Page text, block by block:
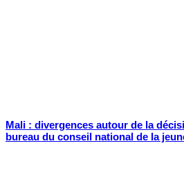
Mali : divergences autour de la
bureau du conseil national de la